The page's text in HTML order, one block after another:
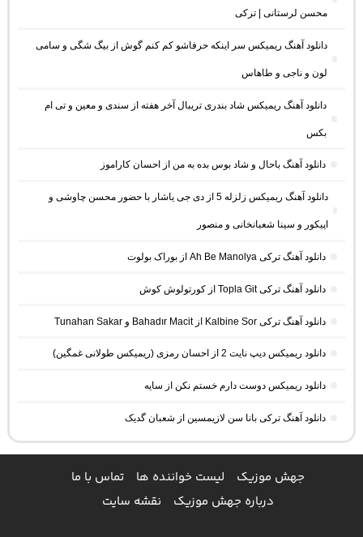
محسن لرستانی | ترکی
دانلود آهنگ ریمیکس سر اینکه حرفاشو کم کنم گوش از بیگ شگی و سامی
لون و ناجی و طاهاس
دانلود آهنگ ریمیکس شاد بندری تریبال آخر هفته از سندی و معین و تی ام
بکس
دانلود آهنگ باحال و شاد بوس بده به من از احسان کاراموز
دانلود آهنگ ریمیکس زلزله 5 از دی جی یاشار با حضور محسن چاوشی و
اپیکور و سینا شعبانخانی و منصور
دانلود آهنگ ترکی Ah Be Manolya از بوراک بولوت
دانلود آهنگ ترکی Topla Git از کورتولوش کوش
دانلود آهنگ ترکی Kalbine Sor از Bahadır Macit و Tunahan Sakar
دانلود ریمیکس دیپ نایت 2 از احسان رمزی (ریمیکس طولانی غمگین)
دانلود ریمیکس دوست دارم خستم نکن از سایه
دانلود آهنگ ترکی بانا سن لازیمسین از شعبان گدیک
جهش موزیک لیست خواننده ها
تماس با ما
درباره جهش موزیک
نقشه سایت